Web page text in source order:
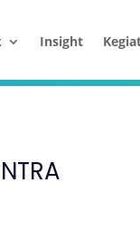
Insight